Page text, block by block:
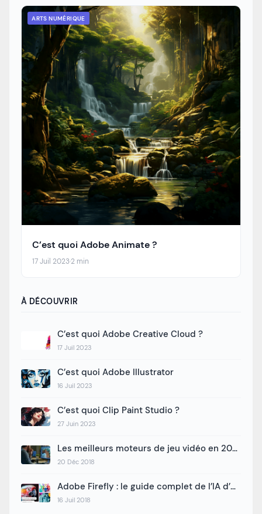
ARTS NUMÉRIQUE
C’est quoi Adobe Animate ?
17 Juil 2023·2 min
À DÉCOUVRIR
C’est quoi Adobe Creative Cloud ?
17 Juil 2023
C’est quoi Adobe Illustrator
16 Juil 2023
C’est quoi Clip Paint Studio ?
27 Juin 2023
Les meilleurs moteurs de jeu vidéo en 2026 : le guide pour bien choisir
20 Déc 2018
Adobe Firefly : le guide complet de l’IA d’Adobe en 2026
16 Juil 2018